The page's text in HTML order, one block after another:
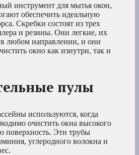
инструмент для мытья окон,
обеспечить идеальную
Скребки состоят из трех
и резины. Они легкие, их
любом направлении, и они
окно как изнутри, так и
пулы
используются, когда
очистить окна высокого
поверхность. Эти трубы
углеродного волокна и